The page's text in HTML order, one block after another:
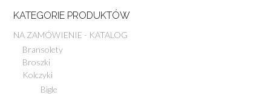
KATEGORIE PRODUKTÓW
NA ZAMÓWIENIE - KATALOG
Bransolety
Broszki
Kolczyki
Bigle